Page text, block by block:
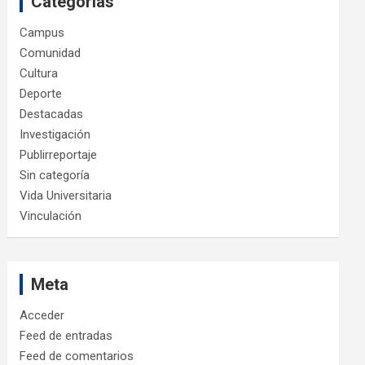
Campus
Comunidad
Cultura
Deporte
Destacadas
Investigación
Publirreportaje
Sin categoría
Vida Universitaria
Vinculación
Meta
Acceder
Feed de entradas
Feed de comentarios